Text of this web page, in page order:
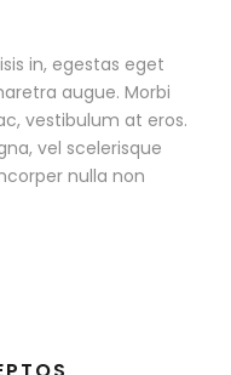
in, egestas eget
augue. Morbi
vestibulum at eros.
vel scelerisque
nulla non